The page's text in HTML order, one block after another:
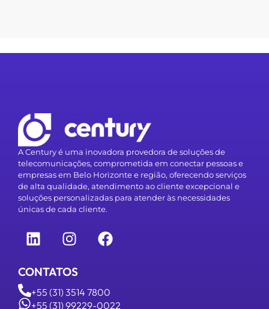
A Century é uma inovadora provedora de soluções de
telecomunicações, comprometida em conectar pessoas e
empresas em Belo Horizonte e região, oferecendo serviços
de alta qualidade, atendimento ao cliente excepcional e
soluções personalizadas para atender às necessidades
únicas de cada cliente.
CONTATOS
+55 (31) 3514 7800
+55 (31) 99229-0022